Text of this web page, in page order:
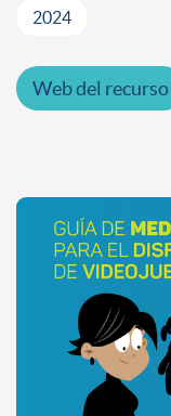
2024
Web del recurso